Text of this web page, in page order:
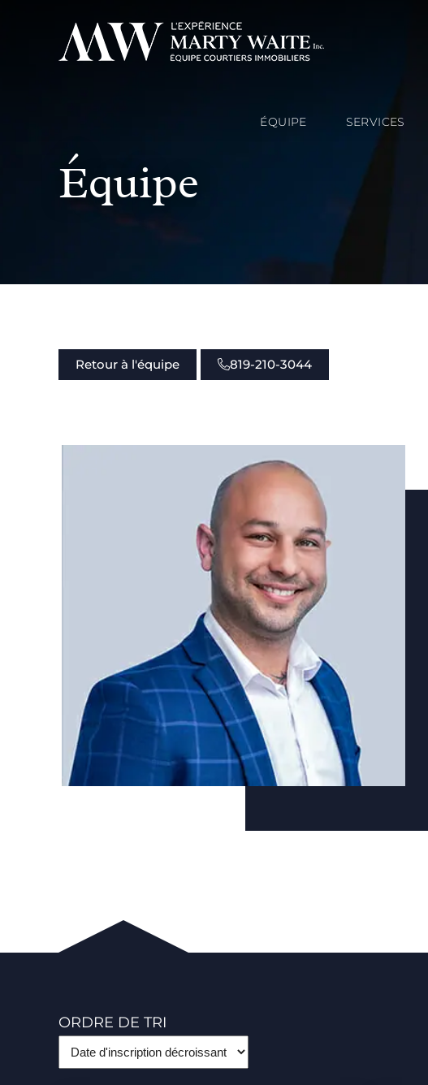
ÉQUIPE SERVICES
Équipe
Retour à l'équipe 819-210-3044
ORDRE DE TRI